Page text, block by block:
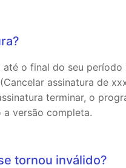
até o final do seu período
assinatura de
terminar, o
a versão completa.
tornou inválido?